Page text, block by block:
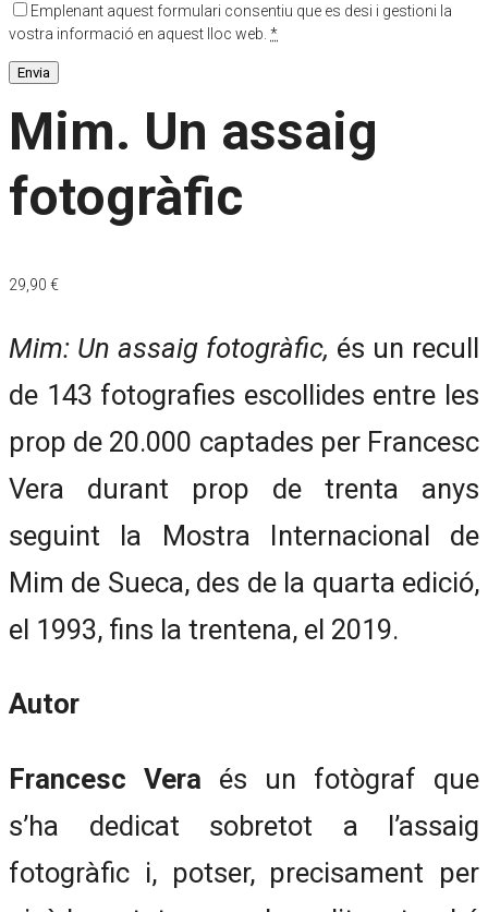
Emplenant aquest formulari consentiu que es desi i gestioni la
vostra informació en aquest lloc web. *
Mim. Un assaig
fotogràfic
29,90 €
Mim: Un assaig fotogràfic, és un recull
de 143 fotografies escollides entre les
prop de 20.000 captades per Francesc
Vera durant prop de trenta anys
seguint la Mostra Internacional de
Mim de Sueca, des de la quarta edició,
el 1993, fins la trentena, el 2019.
Autor
Francesc Vera és un fotògraf que
s’ha dedicat sobretot a l’assaig
fotogràfic i, potser, precisament per